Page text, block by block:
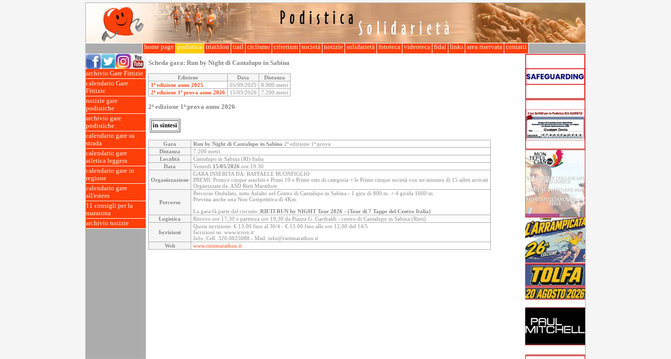
home page podistica triathlon trail ciclismo criterium società notizie solidarietà fototeca videoteca fidal links area riservata contatti
archivio Gare Fittizie
calendario Gare
Fittizie
notizie gare
podistiche
archivio gare
podistiche
calendario gare su
strada
calendario gare
atletica leggera
calendario gare in
regione
calendario gare
all'estero
11 consigli per la
maratona
archivio notizie
Scheda gara: Run by Night di Cantalupo in Sabina
Edizione Data
Distanza
1ª edizione anno 2025
05/09/2025
8.000 metri
2ª edizione 1ª prova anno 2026
15/05/2026 7.200 metri
2ª edizione 1ª prova anno 2026
in sintesi
Gara Run by Night di Cantalupo in Sabina 2ª edizione 1ª prova
Distanza
7.200 metri
Località
Cantalupo in Sabina (RI) Italia
Data
Venerdì 15/05/2026 ore 19:30
Organizzazione
GARA INSERITA DA: RAFFAELE BUONFIGLIO
PREMI: Primi/e cinque assoluti e Primi 10 e Prime otto di categoria + le Prime cinque società con un minimo di 15 atleti arrivati
Organizzata da: ASD Rieti Marathon
Percorso
Percorso Ondulato, tutto Asfalto nel Centro di Cantalupo in Sabina - 1 giro di 800 m. + 4 girida 1600 m.
Prevista anche una Non Competitiva di 4Km.
La gara fà parte del circuito: RIETI RUN by NIGHT Tour 2026 - (Tour di 7 Tappe del Centro Italia)
Logistica
Ritrovo ore 17,30 e partenza ore 19,30 da Piazza G. Garibaldi - centro di Cantalupo in Sabina (Rieti)
Iscrizioni
Quota iscrizione: €.13.00 fino al 30/4 - €.15.00 fino alle ore 12,00 del 14/5
Iscrizioni su: www.icron.it
Info: Cell. 320.0825088 - Mail: info@rietimarathon.it
Web
www.rietimarathon.it